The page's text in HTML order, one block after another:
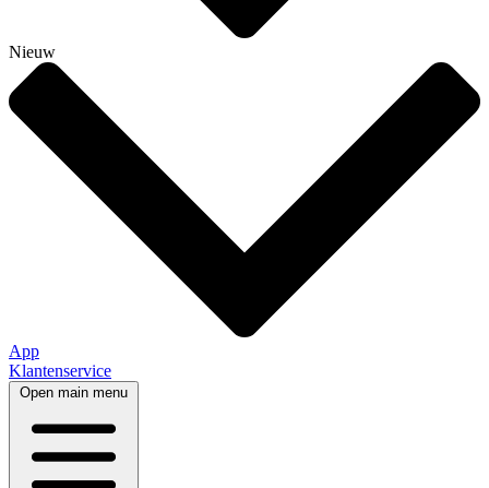
Nieuw
App
Klantenservice
Open main menu